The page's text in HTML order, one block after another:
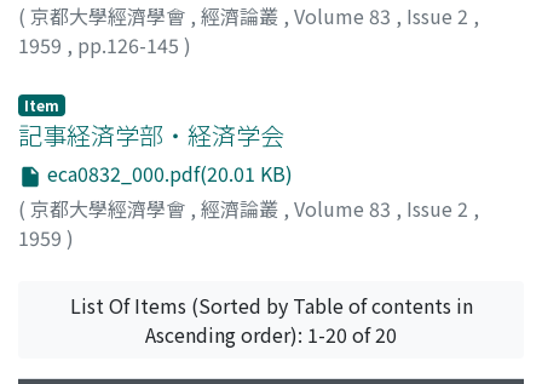
( 京都大學經濟學會 , 經濟論叢 , Volume 83 , Issue 2 ,
1959 , pp.126-145 )
Seinosuke
Item
記事経済学部・経済学会
eca0832_000.pdf(20.01 KB)
( 京都大學經濟學會 , 經濟論叢 , Volume 83 , Issue 2 ,
1959 )
List Of Items (Sorted by Table of contents in
Ascending order): 1-20 of 20